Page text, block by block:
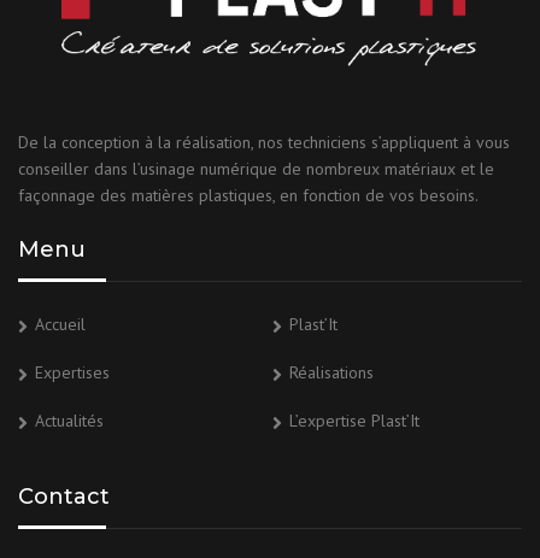
De la conception à la réalisation, nos techniciens s’appliquent à vous
conseiller dans l’usinage numérique de nombreux matériaux et le
façonnage des matières plastiques, en fonction de vos besoins.
Menu
Accueil Plast’It
Expertises Réalisations
Actualités L’expertise Plast’It
Contact